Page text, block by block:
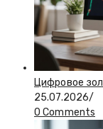
Цифровое
25.07.2026/
0 Comments